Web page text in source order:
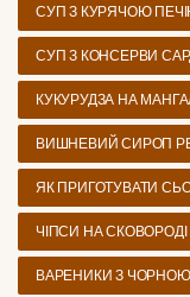
СУП З КУРЯЧОЮ
СУП З КОНСЕРВИ
КУКУРУДЗА НА
ВИШНЕВИЙ СИРОП
ЯК ПРИГОТУВАТИ
ЧІПСИ НА СКОВОРОДІ
ВАРЕНИКИ З